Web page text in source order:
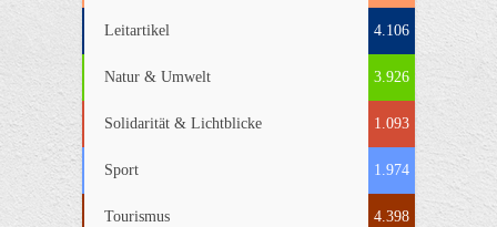
Leitartikel 4.106
Natur & Umwelt 3.926
Solidarität & Lichtblicke 1.093
Sport 1.974
Tourismus 4.398